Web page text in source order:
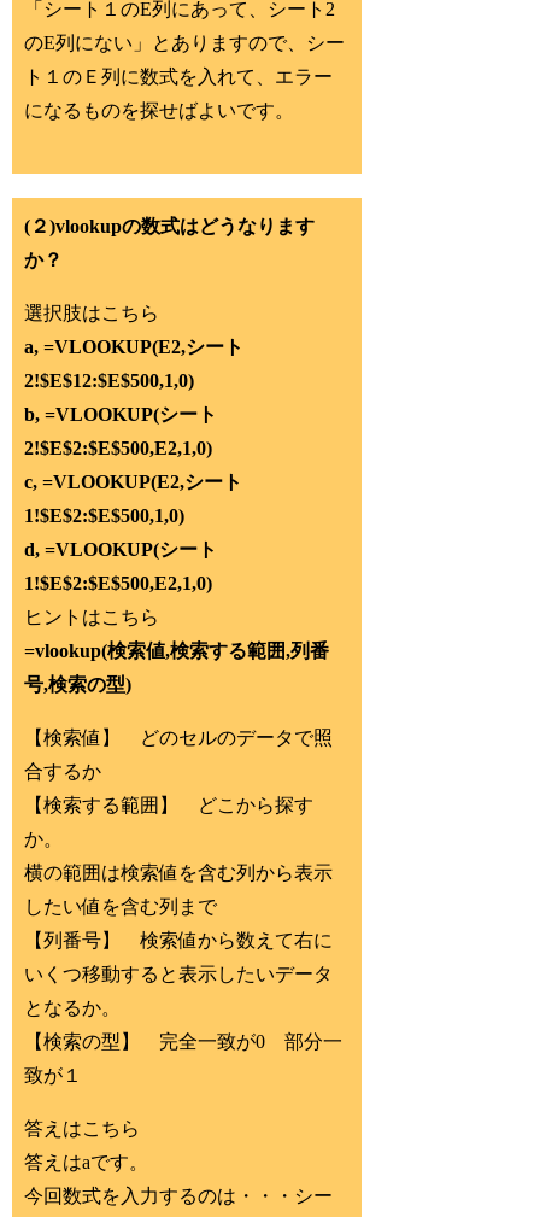
「シート１のE列にあって、シート2
のE列にない」とありますので、シー
ト１のＥ列に数式を入れて、エラー
になるものを探せばよいです。
(２)vlookupの数式はどうなります
か？
選択肢はこちら
a, =VLOOKUP(E2,シート
2!$E$12:$E$500,1,0)
b, =VLOOKUP(シート
2!$E$2:$E$500,E2,1,0)
c, =VLOOKUP(E2,シート
1!$E$2:$E$500,1,0)
d, =VLOOKUP(シート
1!$E$2:$E$500,E2,1,0)
ヒントはこちら
=vlookup(検索値,検索する範囲,列番
号,検索の型)
【検索値】 どのセルのデータで照
合するか
【検索する範囲】 どこから探す
か。
横の範囲は検索値を含む列から表示
したい値を含む列まで
【列番号】 検索値から数えて右に
いくつ移動すると表示したいデータ
となるか。
【検索の型】 完全一致が0 部分一
致が１
答えはこちら
答えはaです。
今回数式を入力するのは・・・シー